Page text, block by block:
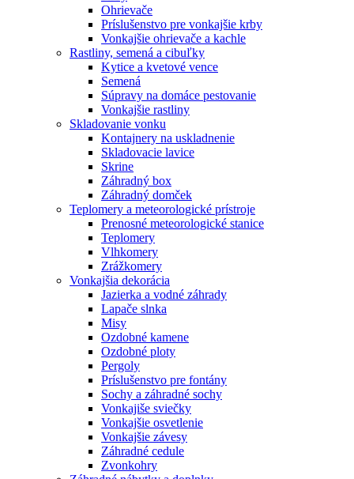
Ohrievače
Príslušenstvo pre vonkajšie krby
Vonkajšie ohrievače a kachle
Rastliny, semená a cibuľky
Kytice a kvetové vence
Semená
Súpravy na domáce pestovanie
Vonkajšie rastliny
Skladovanie vonku
Kontajnery na uskladnenie
Skladovacie lavice
Skrine
Záhradný box
Záhradný domček
Teplomery a meteorologické prístroje
Prenosné meteorologické stanice
Teplomery
Vlhkomery
Zrážkomery
Vonkajšia dekorácia
Jazierka a vodné záhrady
Lapače slnka
Misy
Ozdobné kamene
Ozdobné ploty
Pergoly
Príslušenstvo pre fontány
Sochy a záhradné sochy
Vonkajiše sviečky
Vonkajšie osvetlenie
Vonkajšie závesy
Záhradné cedule
Zvonkohry